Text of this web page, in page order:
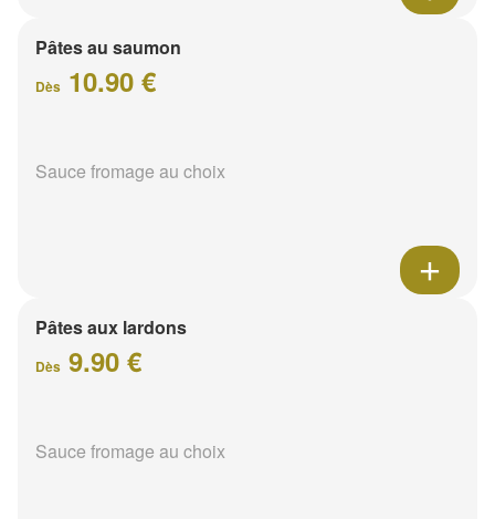
Pâtes au saumon
Dès 10.90 €
Sauce fromage au choix
Pâtes aux lardons
Dès 9.90 €
Sauce fromage au choix